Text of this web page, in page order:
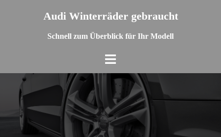
Audi Winterräder gebraucht
Schnell zum Überblick für Ihr Modell